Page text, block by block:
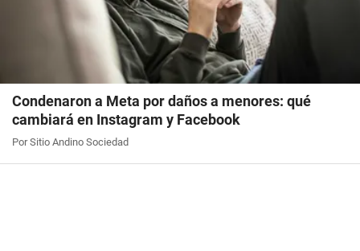
Condenaron a Meta por daños a menores: qué
cambiará en Instagram y Facebook
Por Sitio Andino Sociedad